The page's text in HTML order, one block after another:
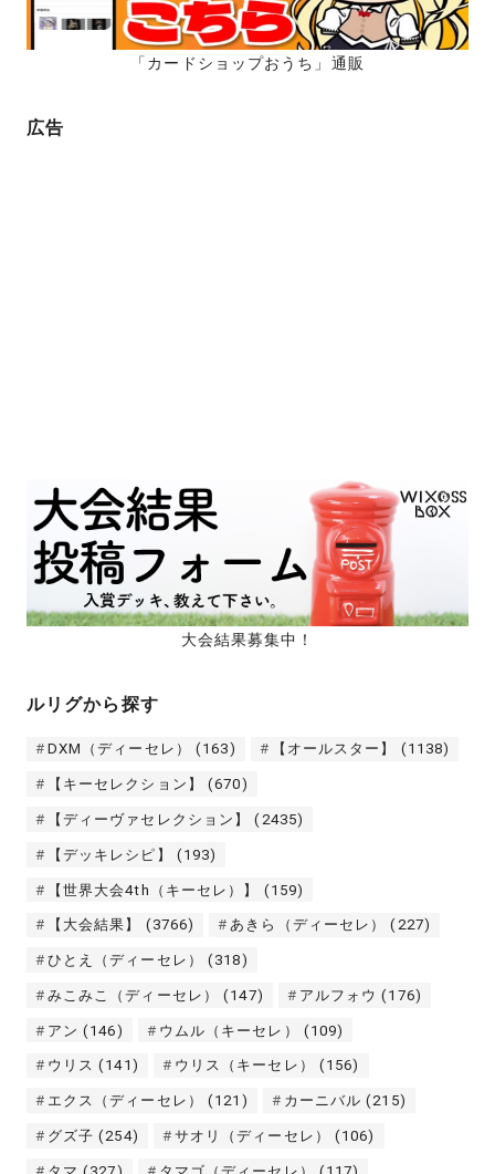
送
り
「カードショップおうち」通販
広告
大会結果募集中！
ルリグから探す
DXM（ディーセレ） (163) 【オールスター】 (1138)
【キーセレクション】 (670)
【ディーヴァセレクション】 (2435)
【デッキレシピ】 (193)
【世界大会4th（キーセレ）】 (159)
【大会結果】 (3766) あきら（ディーセレ） (227)
ひとえ（ディーセレ） (318)
みこみこ（ディーセレ） (147) アルフォウ (176)
アン (146) ウムル（キーセレ） (109)
ウリス (141) ウリス（キーセレ） (156)
エクス（ディーセレ） (121) カーニバル (215)
グズ子 (254) サオリ（ディーセレ） (106)